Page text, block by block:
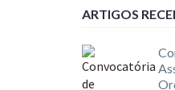
ARTIGOS